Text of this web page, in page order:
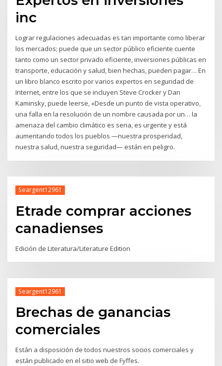
inc
Lograr regulaciones adecuadas es tan importante como liberar
los mercados; puede que un sector público eficiente cuente
tanto como un sector privado eficiente, inversiones públicas en
transporte, educación y salud, bien hechas, pueden pagar… En
un libro blanco escrito por varios expertos en seguridad de
Internet, entre los que se incluyen Steve Crocker y Dan
Kaminsky, puede leerse, «Desde un punto de vista operativo,
una falla en la resolución de un nombre causada por un… la
amenaza del cambio climático es seria, es urgente y está
aumentando todos los pueblos —nuestra prosperidad,
nuestra salud, nuestra seguridad— están en peligro.
Seargent12961
Etrade comprar acciones
canadienses
Edición de Literatura/Literature Edition
Seargent12961
Brechas de ganancias
comerciales
Están a disposición de todos nuestros socios comerciales y
están publicado en el sitio web de Fyffes.